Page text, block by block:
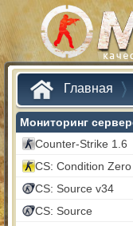
Главная
Мониторинг
Counter-Strike 1.6
CS: Condition Zero
CS: Source v34
CS: Source